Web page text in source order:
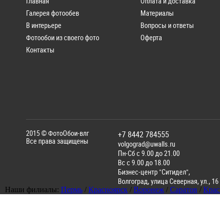
Галерея фотообев
В интерьере
Фотообои из своего фото
Контакты
Материалы
Вопросы и ответы
Оферта
2015 ©ФотоОбои-влг
Все права защищены
+7 8442 784555
volgograd@uwalls.ru
Пн-Сб с 9.00 до 21.00
Вс с 9.00 до 18.00
Бизнес-центр "Ситидел",
Волгоград,улица Северная, ул., 16
Наши филиалы: Пермь / Красноярск / Воронеж / Саратов /